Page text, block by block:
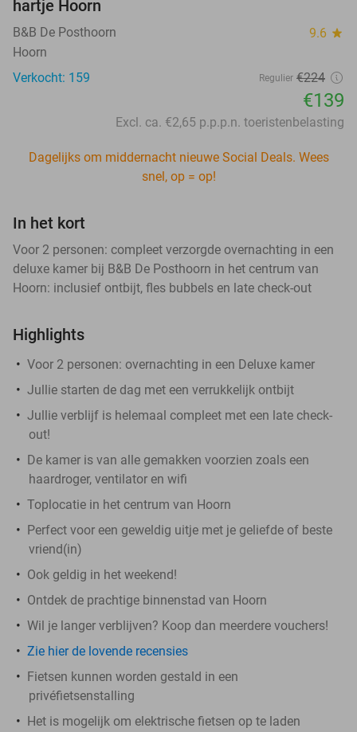
hartje Hoorn
B&B De Posthoorn 9.6 star
Hoorn
Verkocht: 159
Regulier €224
€139
Excl. ca. €2,65 p.p.p.n. toeristenbelasting
Dagelijks om middernacht nieuwe Social Deals. Wees
snel, op = op!
In het kort
Voor 2 personen: compleet verzorgde overnachting in een
deluxe kamer bij B&B De Posthoorn in het centrum van
Hoorn: inclusief ontbijt, fles bubbels en late check-out
Highlights
Voor 2 personen: overnachting in een Deluxe kamer
Jullie starten de dag met een verrukkelijk ontbijt
Jullie verblijf is helemaal compleet met een late check-
out!
De kamer is van alle gemakken voorzien zoals een
haardroger, ventilator en wifi
Toplocatie in het centrum van Hoorn
Perfect voor een geweldig uitje met je geliefde of beste
vriend(in)
Ook geldig in het weekend!
Ontdek de prachtige binnenstad van Hoorn
Wil je langer verblijven? Koop dan meerdere vouchers!
Zie hier de lovende recensies
Fietsen kunnen worden gestald in een
privéfietsenstalling
Het is mogelijk om elektrische fietsen op te laden